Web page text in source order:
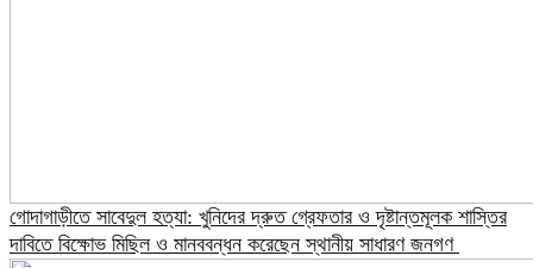
গোদাগাড়ীতে সাবেদুল হত্যা: খুনিদের দ্রুত গ্রেফতার ও দৃষ্টান্তমূলক শাস্তির
দাবিতে বিক্ষোভ মিছিল ও মানববন্ধন করেছেন স্থানীয় সাধারণ জনগণ